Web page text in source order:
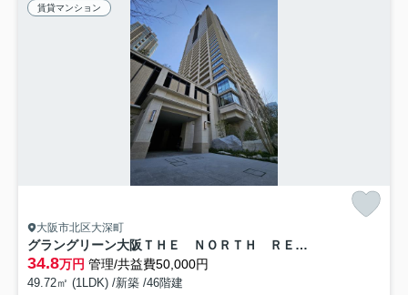
賃貸マンション
大阪市北区大深町
グラングリーン大阪ＴＨＥ ＮＯＲＴＨ ＲＥＳＩＤＥＮＣＥ
34.8万円 管理/共益費50,000円
49.72㎡ (1LDK) /新築 /46階建